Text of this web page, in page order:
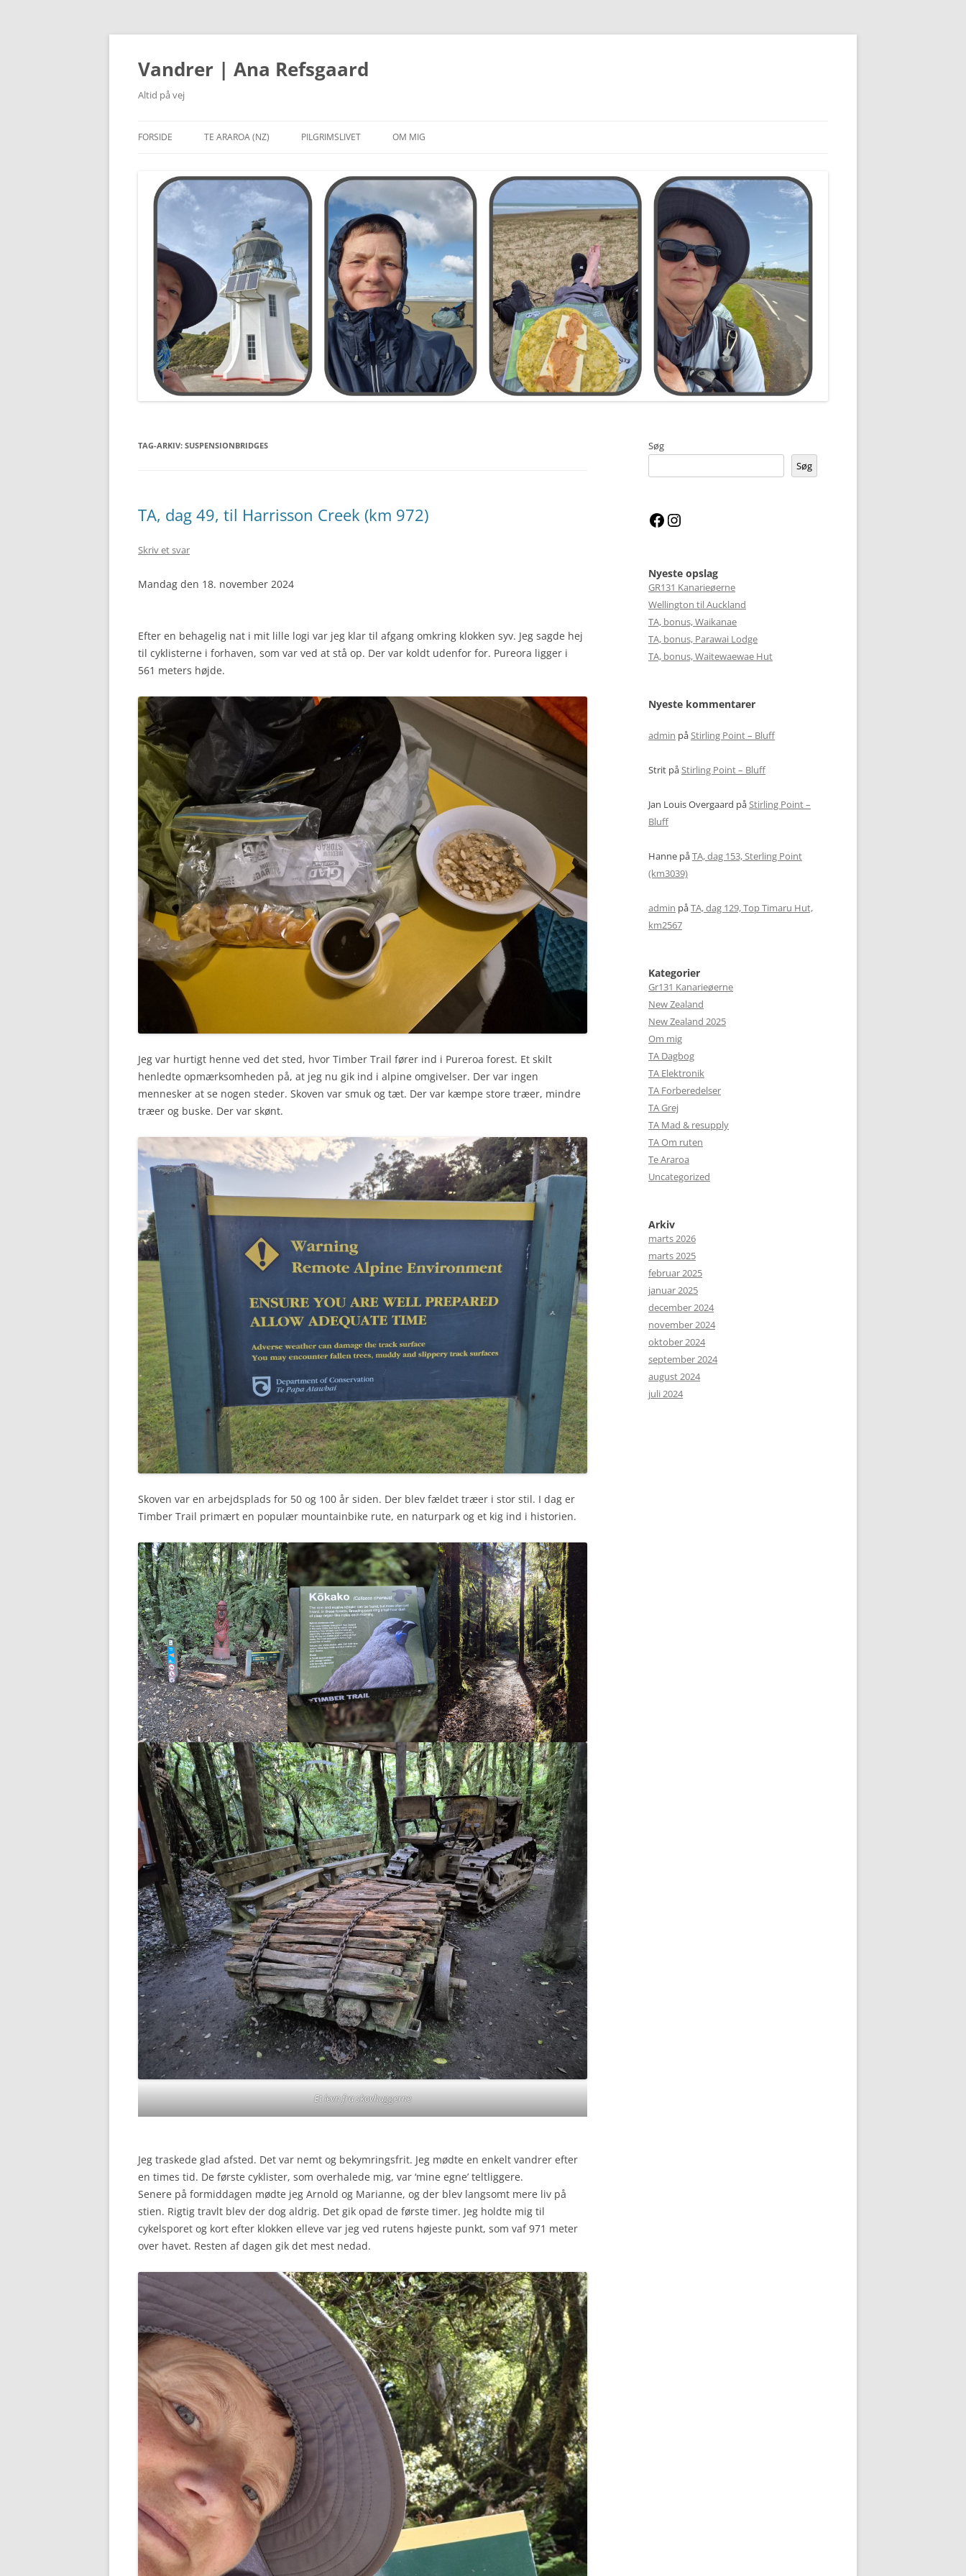
Hop
Vandrer | Ana Refsgaard
Altid på vej
FORSIDE TE ARAROA (NZ) PILGRIMSLIVET OM MIG
TAG-ARKIV: SUSPENSIONBRIDGES
TA, dag 49, til Harrisson Creek (km 972)
Skriv et svar
Mandag den 18. november 2024
Efter en behagelig nat i mit lille logi var jeg klar til afgang omkring klokken syv. Jeg sagde hej
til cyklisterne i forhaven, som var ved at stå op. Der var koldt udenfor for. Pureora ligger i
561 meters højde.
Jeg var hurtigt henne ved det sted, hvor Timber Trail fører ind i Pureroa forest. Et skilt
henledte opmærksomheden på, at jeg nu gik ind i alpine omgivelser. Der var ingen
mennesker at se nogen steder. Skoven var smuk og tæt. Der var kæmpe store træer, mindre
træer og buske. Der var skønt.
Skoven var en arbejdsplads for 50 og 100 år siden. Der blev fældet træer i stor stil. I dag er
Timber Trail primært en populær mountainbike rute, en naturpark og et kig ind i historien.
Et levn fra skovhuggerne
Jeg traskede glad afsted. Det var nemt og bekymringsfrit. Jeg mødte en enkelt vandrer efter
en times tid. De første cyklister, som overhalede mig, var ‘mine egne’ teltliggere.
Senere på formiddagen mødte jeg Arnold og Marianne, og der blev langsomt mere liv på
stien. Rigtig travlt blev der dog aldrig. Det gik opad de første timer. Jeg holdte mig til
cykelsporet og kort efter klokken elleve var jeg ved rutens højeste punkt, som vaf 971 meter
over havet. Resten af dagen gik det mest nedad.
Søg
Søg
Facebook
Nyeste opslag
GR131 Kanarieøerne
Wellington til Auckland
TA, bonus, Waikanae
TA, bonus, Parawai Lodge
TA, bonus, Waitewaewae Hut
Nyeste kommentarer
admin påStirling Point – Bluff
Strit påStirling Point – Bluff
Jan Louis Overgaard påStirling Point –
Bluff
Hanne påTA, dag 153, Sterling Point
(km3039)
admin påTA, dag 129, Top Timaru Hut,
km2567
Kategorier
Gr131 Kanarieøerne
New Zealand
New Zealand 2025
Om mig
TA Dagbog
TA Elektronik
TA Forberedelser
TA Grej
TA Mad & resupply
TA Om ruten
Te Araroa
Uncategorized
Arkiv
marts 2026
marts 2025
februar 2025
januar 2025
december 2024
november 2024
oktober 2024
september 2024
august 2024
juli 2024